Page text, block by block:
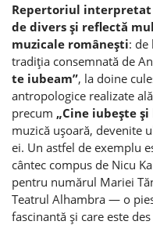
Repertoriul interpretat
de divers şi reflectă
muzicale româneşti: de
tradiţia consemnată de
te iubeam”, la doine
antropologice realizate
precum „Cine iubeşte şi
muzică uşoară, devenite
ei. Un astfel de exemplu
cântec compus de Nicu
pentru numărul Mariei
Teatrul Alhambra — o
fascinantă şi care este